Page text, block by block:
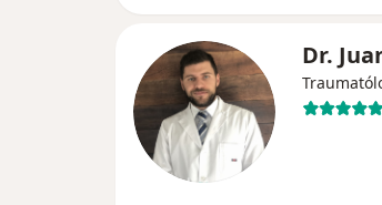
Dr.